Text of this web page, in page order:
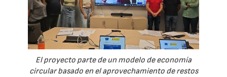
El proyecto parte de un modelo de economía
circular basado en el aprovechamiento de restos